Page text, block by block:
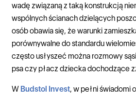
wadę związaną z taką konstrukcją
wspólnych ścianach dzielących
osób obawia się, że warunki
porównywalne do standardu
często usłyszeć można rozmowy
psa czy płacz dziecka dochodzące
W Budstol Invest, w pełni świadomi